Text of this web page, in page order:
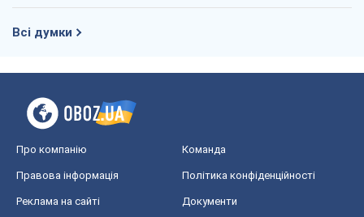
Всі думки
Про компанію Команда
Правова інформація Політика конфіденційності
Реклама на сайті Документи